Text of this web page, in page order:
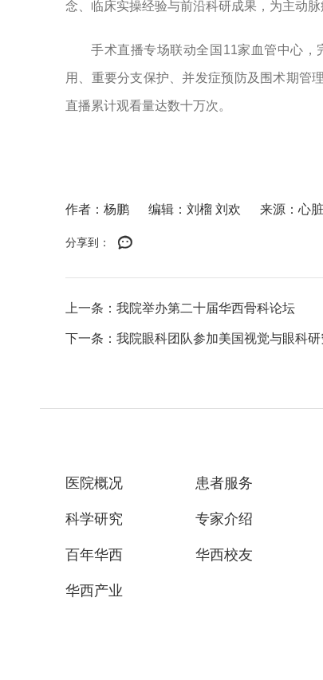
念、临床实操经验与前沿科研成果，为主动脉
手术直播专场联动全国11家血管中心
用、重要分支保护、并发症预防及围术期管
直播累计观看量达数十万次。
作者：杨鹏 编辑：刘榴 刘欢 来源：心
分享到：
上一条：我院举办第二十届华西骨科论坛
下一条：我院眼科团队参加美国视觉与眼科
医院概况 患者服务
科学研究 专家介绍
百年华西 华西校友
华西产业